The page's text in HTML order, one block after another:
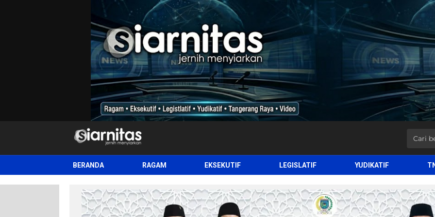
siarnitas
Jernih Menyiarkan
BERANDA RAGAM EKSEKUTIF LEGISLATIF YUDIKATIF